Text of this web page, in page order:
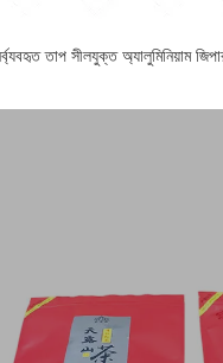
তাপ সীলযুক্ত অ্যালুমিনিয়াম